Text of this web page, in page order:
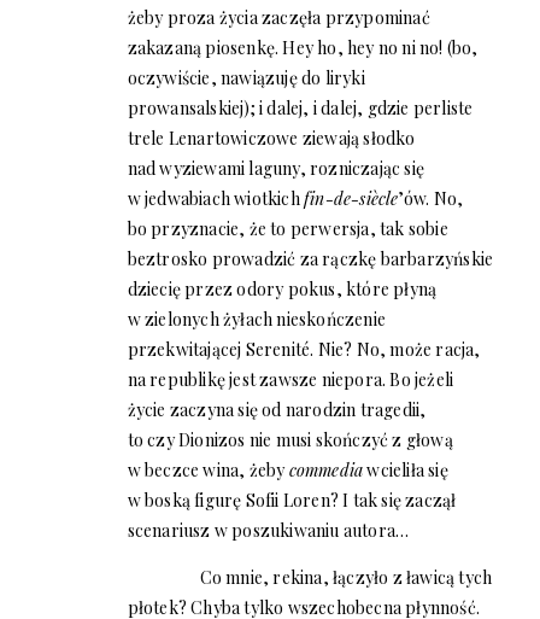
żeby proza życia zaczęła przypominać
zakazaną piosenkę. Hey ho, hey no ni no! (bo,
oczywiście, nawiązuję do liryki
prowansalskiej); i dalej, i dalej, gdzie perliste
trele Lenartowiczowe ziewają słodko
nad wyziewami laguny, rozniczając się
w jedwabiach wiotkich fin-de-siècle’ów. No,
bo przyznacie, że to perwersja, tak sobie
beztrosko prowadzić za rączkę barbarzyńskie
dziecię przez odory pokus, które płyną
w zielonych żyłach nieskończenie
przekwitającej Serenité. Nie? No, może racja,
na republikę jest zawsze niepora. Bo jeżeli
życie zaczyna się od narodzin tragedii,
to czy Dionizos nie musi skończyć z głową
w beczce wina, żebycommediawcieliła się
w boską figurę Sofii Loren? I tak się zaczął
scenariusz w poszukiwaniu autora…
Co mnie, rekina, łączyło z ławicą tych
płotek? Chyba tylko wszechobecna płynność.